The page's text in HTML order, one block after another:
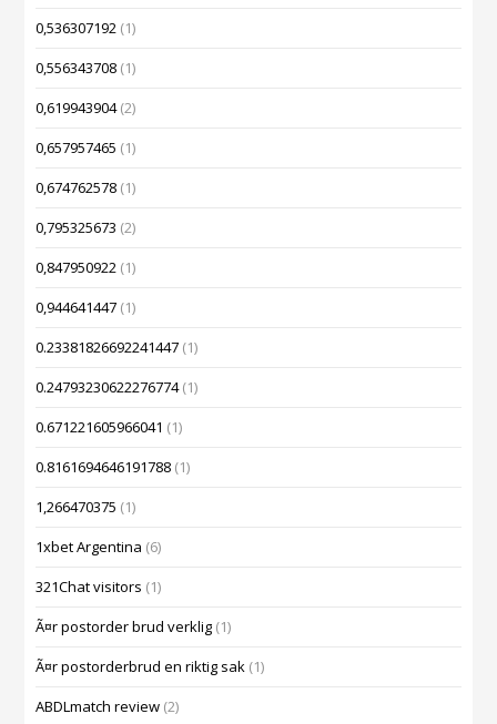
0,536307192 (1)
0,556343708 (1)
0,619943904(2)
0,657957465 (1)
0,674762578 (1)
0,795325673 (2)
0,847950922 (1)
0,944641447 (1)
0.23381826692241447 (1)
0.24793230622276774(1)
0.671221605966041 (1)
0.8161694646191788 (1)
1,266470375 (1)
1xbet Argentina (6)
321Chat visitors (1)
Ã¤r postorder brud verklig (1)
Ã¤r postorderbrud en riktig sak (1)
ABDLmatch review (2)